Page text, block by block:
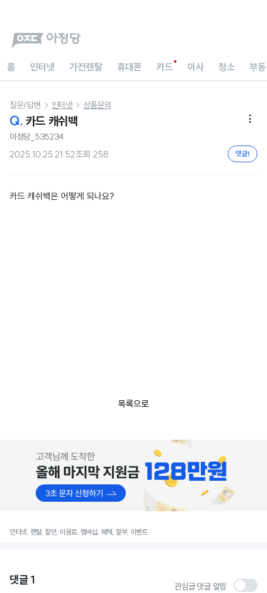
홈 인터넷 가전렌탈 휴대폰 카드 이사 청소 부
질문/답변  인터넷  상품문의
Q. 카드 캐쉬백 
아정당_535234
2025.10.25 21:52조회 258 댓글1
카드 캐쉬백은 어떻게 되나요?
목록으로
인터넷, 렌탈, 할인, 이용료, 멤버십, 혜택, 할부, 이벤트
댓글 1 관심글 댓글 알림